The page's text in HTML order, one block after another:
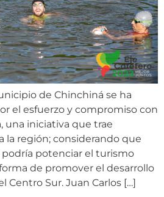
de Chinchiná se ha
el esfuerzo y compromiso con
una iniciativa que trae
la región; considerando que
potenciar el turismo
de promover el desarrollo
Centro Sur. Juan Carlos […]